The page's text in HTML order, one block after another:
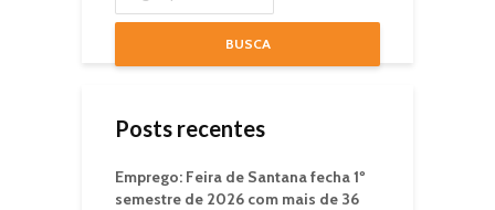
BUSCA
Posts recentes
Emprego: Feira de Santana fecha 1º
semestre de 2026 com mais de 36